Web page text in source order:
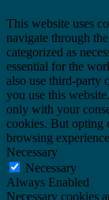
This website uses
navigate through
categorized as
essential for the
also use third-party
you use this
only with your
cookies. But opting
browsing
Necessary
Necessary
Always Enabled
Necessary cookies